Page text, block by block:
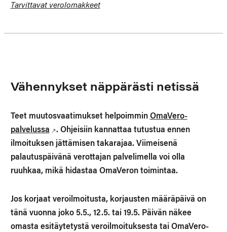
Tarvittavat verolomakkeet
Vähennykset näppärästi netissä
Teet muutosvaatimukset helpoimmin OmaVero-
palvelussa
. Ohjeisiin kannattaa tutustua ennen
ilmoituksen jättämisen takarajaa. Viimeisenä
palautuspäivänä verottajan palvelimella voi olla
ruuhkaa, mikä hidastaa OmaVeron toimintaa.
Jos korjaat veroilmoitusta, korjausten määräpäivä on
tänä vuonna joko 5.5., 12.5. tai 19.5. Päivän näkee
omasta esitäytetystä veroilmoituksesta tai OmaVero-